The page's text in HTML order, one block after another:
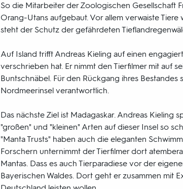
So die Mitarbeiter der Zoologischen Gesellschaft
Orang-Utans aufgebaut. Vor allem verwaiste
steht der Schutz der gefährdeten
Auf Island trifft Andreas Kieling auf einen
verschrieben hat. Er nimmt den Tierfilmer mit auf
Buntschnäbel. Für den Rückgang ihres
Nordmeerinsel verantwortlich.
Das nächste Ziel ist Madagaskar. Andreas Kieling
"großen" und "kleinen" Arten auf dieser Insel so
"Manta Trusts" haben auch die eleganten
Forschern unternimmt der Tierfilmer dort
Mantas. Dass es auch Tierparadiese vor der
Bayerischen Waldes. Dort geht er zusammen mit